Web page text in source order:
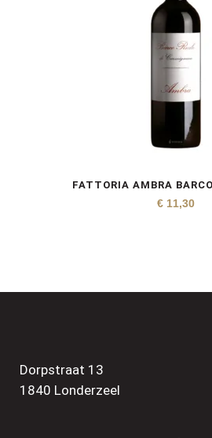
FATTORIA AMBRA
€ 11,30
Dorpstraat 13
1840 Londerzeel